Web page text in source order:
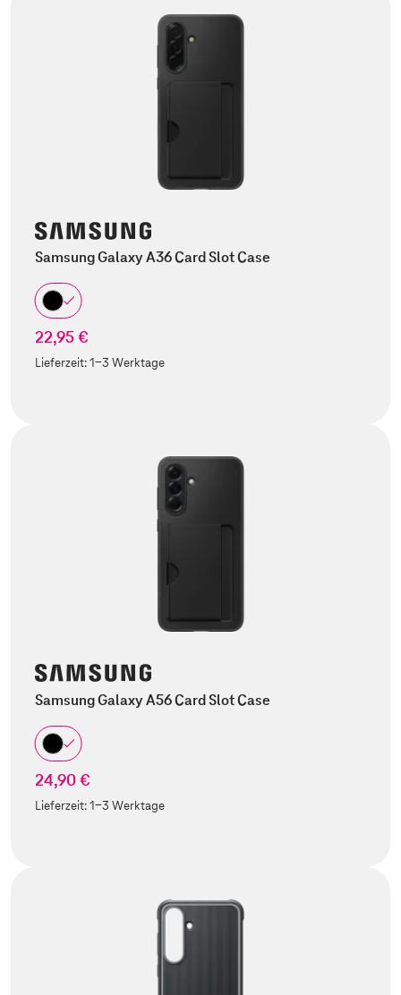
Samsung Galaxy A36 Card Slot Case
22,95 €
Lieferzeit:1-3 Werktage
Samsung Galaxy A56 Card Slot Case
24,90 €
Lieferzeit:1-3 Werktage